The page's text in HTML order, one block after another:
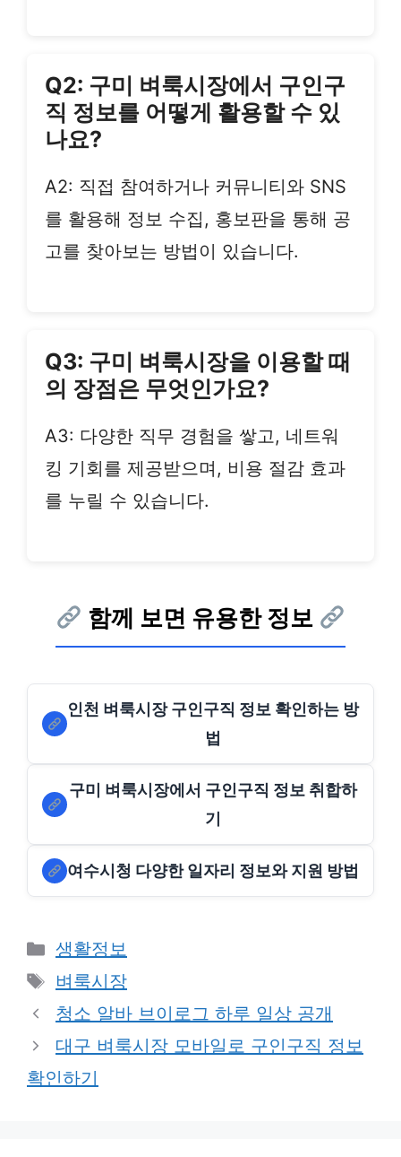
Q2: 구미 벼룩시장에서 구인구
직 정보를 어떻게 활용할 수 있
나요?
A2: 직접 참여하거나 커뮤니티와 SNS
를 활용해 정보 수집, 홍보판을 통해 공
고를 찾아보는 방법이 있습니다.
Q3: 구미 벼룩시장을 이용할 때
의 장점은 무엇인가요?
A3: 다양한 직무 경험을 쌓고, 네트워
킹 기회를 제공받으며, 비용 절감 효과
를 누릴 수 있습니다.
함께 보면 유용한 정보
인천 벼룩시장 구인구직 정보 확인하는 방
법
구미 벼룩시장에서 구인구직 정보 취합하
기
여수시청 다양한 일자리 정보와 지원 방법
Categories
생활정보
Tags
벼룩시장
청소 알바 브이로그 하루 일상 공개
대구 벼룩시장 모바일로 구인구직 정보
확인하기